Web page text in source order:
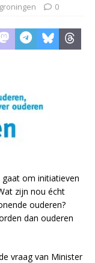
0
om initiatieven
zijn nou écht
ouderen?
dan ouderen
vraag van Minister